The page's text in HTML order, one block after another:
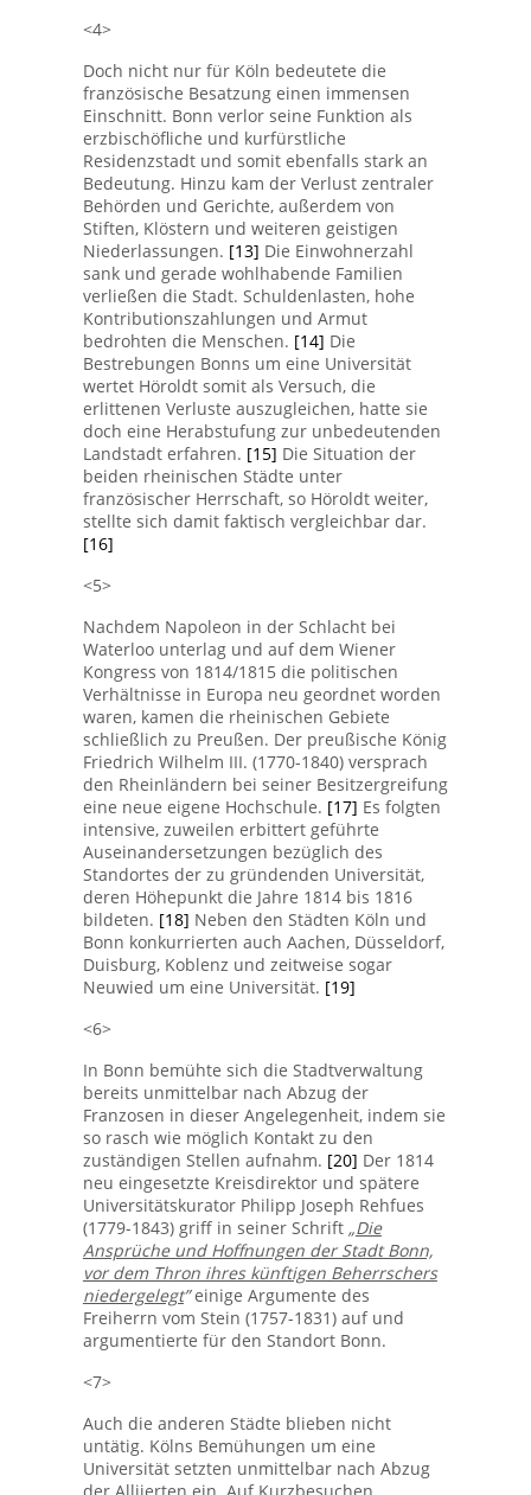
<4>
Doch nicht nur für Köln bedeutete die
französische Besatzung einen immensen
Einschnitt. Bonn verlor seine Funktion als
erzbischöfliche und kurfürstliche
Residenzstadt und somit ebenfalls stark an
Bedeutung. Hinzu kam der Verlust zentraler
Behörden und Gerichte, außerdem von
Stiften, Klöstern und weiteren geistigen
Niederlassungen. [13] Die Einwohnerzahl
sank und gerade wohlhabende Familien
verließen die Stadt. Schuldenlasten, hohe
Kontributionszahlungen und Armut
bedrohten die Menschen. [14] Die
Bestrebungen Bonns um eine Universität
wertet Höroldt somit als Versuch, die
erlittenen Verluste auszugleichen, hatte sie
doch eine Herabstufung zur unbedeutenden
Landstadt erfahren. [15] Die Situation der
beiden rheinischen Städte unter
französischer Herrschaft, so Höroldt weiter,
stellte sich damit faktisch vergleichbar dar.
[16]
<5>
Nachdem Napoleon in der Schlacht bei
Waterloo unterlag und auf dem Wiener
Kongress von 1814/1815 die politischen
Verhältnisse in Europa neu geordnet worden
waren, kamen die rheinischen Gebiete
schließlich zu Preußen. Der preußische König
Friedrich Wilhelm III. (1770-1840) versprach
den Rheinländern bei seiner Besitzergreifung
eine neue eigene Hochschule. [17] Es folgten
intensive, zuweilen erbittert geführte
Auseinandersetzungen bezüglich des
Standortes der zu gründenden Universität,
deren Höhepunkt die Jahre 1814 bis 1816
bildeten. [18] Neben den Städten Köln und
Bonn konkurrierten auch Aachen, Düsseldorf,
Duisburg, Koblenz und zeitweise sogar
Neuwied um eine Universität. [19]
<6>
In Bonn bemühte sich die Stadtverwaltung
bereits unmittelbar nach Abzug der
Franzosen in dieser Angelegenheit, indem sie
so rasch wie möglich Kontakt zu den
zuständigen Stellen aufnahm. [20] Der 1814
neu eingesetzte Kreisdirektor und spätere
Universitätskurator Philipp Joseph Rehfues
(1779-1843) griff in seiner Schrift „Die
Ansprüche und Hoffnungen der Stadt Bonn,
vor dem Thron ihres künftigen Beherrschers
niedergelegt”einige Argumente des
Freiherrn vom Stein (1757-1831) auf und
argumentierte für den Standort Bonn.
<7>
Auch die anderen Städte blieben nicht
untätig. Kölns Bemühungen um eine
Universität setzten unmittelbar nach Abzug